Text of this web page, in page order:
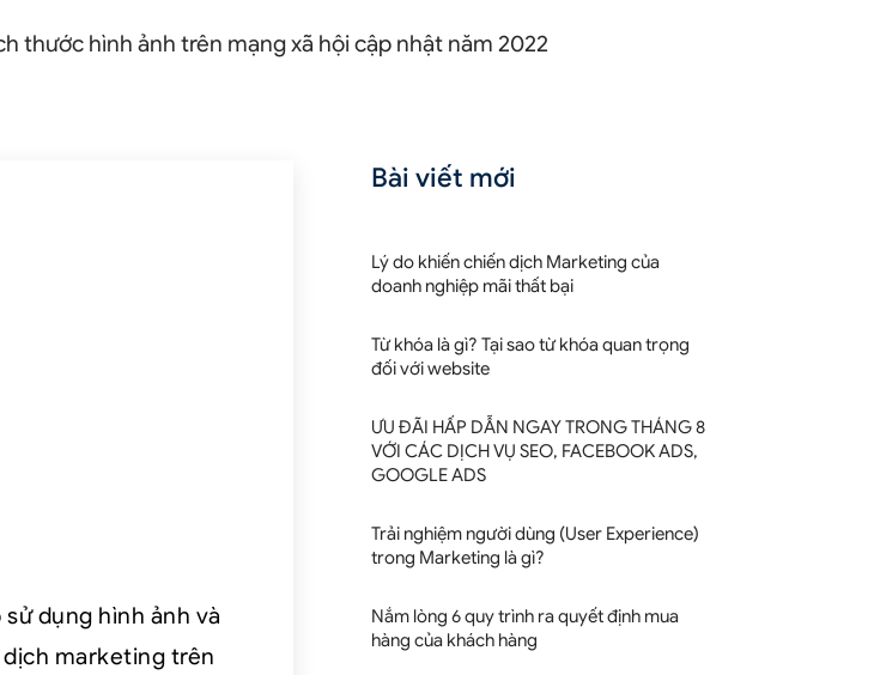
thước hình ảnh trên mạng xã hội cập nhật năm 2022
dụng hình ảnh và
marketing trên
Bài viết mới
Lý do khiến chiến dịch Marketing của
doanh nghiệp mãi thất bại
Từ khóa là gì? Tại sao từ khóa quan trọng
đối với website
ƯU ĐÃI HẤP DẪN NGAY TRONG THÁNG 8
VỚI CÁC DỊCH VỤ SEO, FACEBOOK ADS,
GOOGLE ADS
Trải nghiệm người dùng (User Experience)
trong Marketing là gì?
Nắm lòng 6 quy trình ra quyết định mua
hàng của khách hàng